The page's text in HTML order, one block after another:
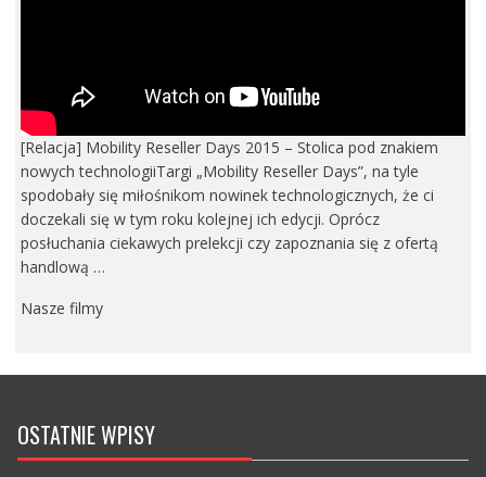
[Relacja] Mobility Reseller Days 2015 – Stolica pod znakiem
nowych technologiiTargi „Mobility Reseller Days”, na tyle
spodobały się miłośnikom nowinek technologicznych, że ci
doczekali się w tym roku kolejnej ich edycji. Oprócz
posłuchania ciekawych prelekcji czy zapoznania się z ofertą
handlową …
Nasze filmy
OSTATNIE WPISY